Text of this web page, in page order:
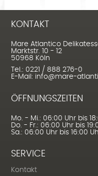
KONTAKT
Mare Atlantico
Marktstr. 10 - 12
50968 Köln
Tel.: 0221 / 888 276-0
E-Mail: info@mare-
ÖFFNUNGSZEITEN
Mo. - Mi.: 06:00 Uhr bis
Do. - Fr.: 06:00 Uhr bis
Sa.: 06:00 Uhr bis 16:00
SERVICE
Kontakt